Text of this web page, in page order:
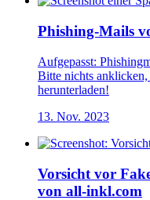
Phishing-Mails
Aufgepasst:
Bitte nichts anklicken,
herunterladen!
13. Nov. 2023
Vorsicht vor
von all-inkl.com